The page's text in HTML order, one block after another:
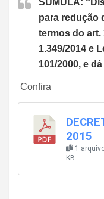
SÚMULA:
para redução
termos do art.
1.349/2014 e
101/2000, e
Confira
2015
1
KB